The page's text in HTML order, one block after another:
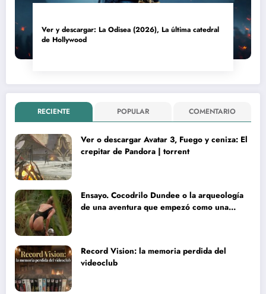
Ver y descargar: La Odisea (2026), La última catedral
de Hollywood
RECIENTE POPULAR COMENTARIO
Ver o descargar Avatar 3, Fuego y ceniza: El
crepitar de Pandora | torrent
Ensayo. Cocodrilo Dundee o la arqueología
de una aventura que empezó como una
Record Vision: la memoria perdida del
videoclub